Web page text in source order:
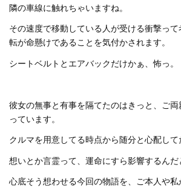
隣の車線に触れちゃいますね。
その速度で移動している人が受ける衝撃っ
転が命懸けであることを気付かされます。
シートベルトとエアバックだけかぁ、怖っ。
彼女の無事と有事を隔てたのはきっと、ご
っています。
クルマを用意してる時点から随分と心配して
想いとか言霊って、運命にすら影響するんだ
心底そう想わせる今回の物語を、ご本人や